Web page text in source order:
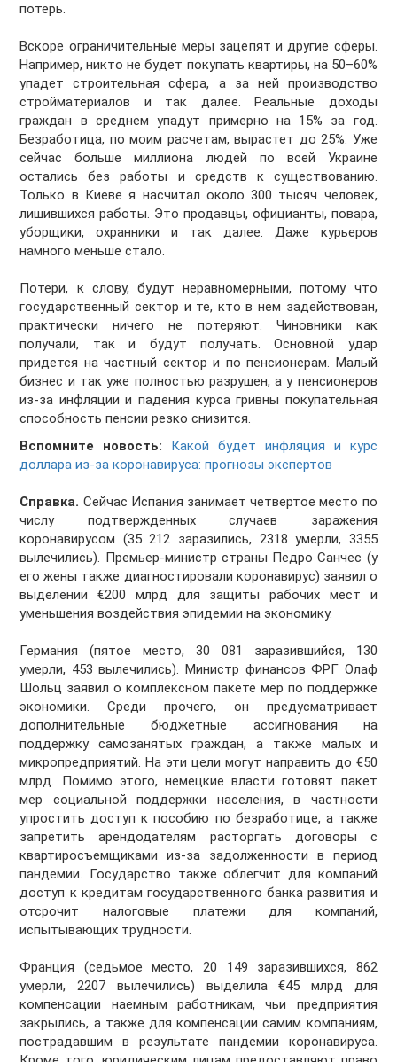
потерь.
Вскоре ограничительные меры зацепят и другие сферы.
Например, никто не будет покупать квартиры, на 50–60%
упадет строительная сфера, а за ней производство
стройматериалов и так далее. Реальные доходы
граждан в среднем упадут примерно на 15% за год.
Безработица, по моим расчетам, вырастет до 25%. Уже
сейчас больше миллиона людей по всей Украине
остались без работы и средств к существованию.
Только в Киеве я насчитал около 300 тысяч человек,
лишившихся работы. Это продавцы, официанты, повара,
уборщики, охранники и так далее. Даже курьеров
намного меньше стало.
Потери, к слову, будут неравномерными, потому что
государственный сектор и те, кто в нем задействован,
практически ничего не потеряют. Чиновники как
получали, так и будут получать. Основной удар
придется на частный сектор и по пенсионерам. Малый
бизнес и так уже полностью разрушен, а у пенсионеров
из-за инфляции и падения курса гривны покупательная
способность пенсии резко снизится.
Вспомните новость:
Какой будет инфляция и курс
доллара из-за коронавируса: прогнозы экспертов
Справка. Сейчас Испания занимает четвертое место по
числу подтвержденных случаев заражения
коронавирусом (35 212 заразились, 2318 умерли, 3355
вылечились). Премьер-министр страны Педро Санчес (у
его жены также диагностировали коронавирус) заявил о
выделении €200 млрд для защиты рабочих мест и
уменьшения воздействия эпидемии на экономику.
Германия (пятое место, 30 081 заразившийся, 130
умерли, 453 вылечились). Министр финансов ФРГ Олаф
Шольц заявил о комплексном пакете мер по поддержке
экономики. Среди прочего, он предусматривает
дополнительные бюджетные ассигнования на
поддержку самозанятых граждан, а также малых и
микропредприятий. На эти цели могут направить до €50
млрд. Помимо этого, немецкие власти готовят пакет
мер социальной поддержки населения, в частности
упростить доступ к пособию по безработице, а также
запретить арендодателям расторгать договоры с
квартиросъемщиками из-за задолженности в период
пандемии. Государство также облегчит для компаний
доступ к кредитам государственного банка развития и
отсрочит налоговые платежи для компаний,
испытывающих трудности.
Франция (седьмое место, 20 149 заразившихся, 862
умерли, 2207 вылечились) выделила €45 млрд для
компенсации наемным работникам, чьи предприятия
закрылись, а также для компенсации самим компаниям,
пострадавшим в результате пандемии коронавируса.